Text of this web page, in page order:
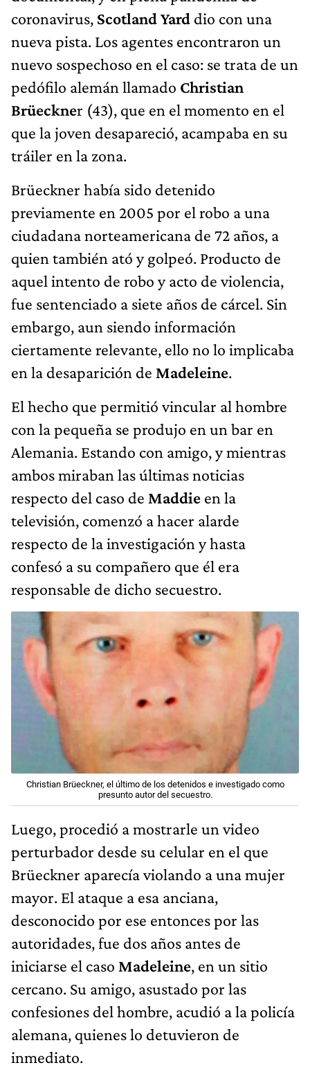
coronavirus, Scotland Yard dio con una
nueva pista. Los agentes encontraron un
nuevo sospechoso en el caso: se trata de un
pedófilo alemán llamado Christian
Brüeckner (43), que en el momento en el
que la joven desapareció, acampaba en su
tráiler en la zona.
Brüeckner había sido detenido
previamente en 2005 por el robo a una
ciudadana norteamericana de 72 años, a
quien también ató y golpeó. Producto de
aquel intento de robo y acto de violencia,
fue sentenciado a siete años de cárcel. Sin
embargo, aun siendo información
ciertamente relevante, ello no lo implicaba
en la desaparición de Madeleine.
El hecho que permitió vincular al hombre
con la pequeña se produjo en un bar en
Alemania. Estando con amigo, y mientras
ambos miraban las últimas noticias
respecto del caso de Maddie en la
televisión, comenzó a hacer alarde
respecto de la investigación y hasta
confesó a su compañero que él era
responsable de dicho secuestro.
Christian Brüeckner, el último de los detenidos e investigado como
presunto autor del secuestro.
Luego, procedió a mostrarle un video
perturbador desde su celular en el que
Brüeckner aparecía violando a una mujer
mayor. El ataque a esa anciana,
desconocido por ese entonces por las
autoridades, fue dos años antes de
iniciarse el caso Madeleine, en un sitio
cercano. Su amigo, asustado por las
confesiones del hombre, acudió a la policía
alemana, quienes lo detuvieron de
inmediato.